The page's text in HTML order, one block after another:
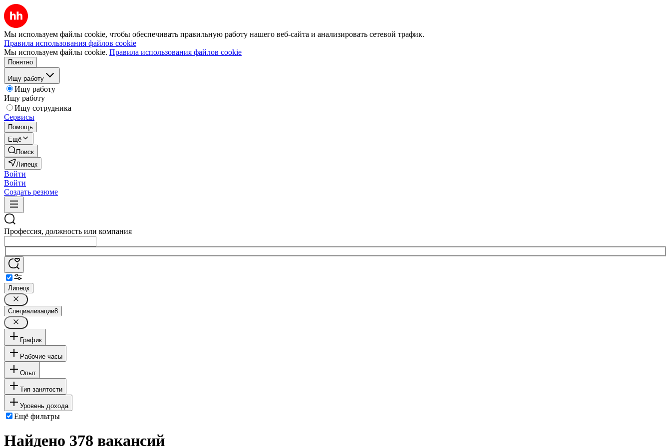
Мы используем файлы cookie, чтобы обеспечивать правильную работу нашего веб-сайта и анализировать сетевой трафик.
Правила использования файлов cookie
Мы используем файлы cookie. Правила использования файлов cookie
Понятно
Ищу работу
Ищу работу
Ищу работу
Ищу сотрудника
Сервисы
Помощь
Ещё
Поиск
Липецк
Войти
Войти
Создать резюме
Профессия, должность или компания
Липецк
Специализации8
График
Рабочие часы
Опыт
Тип занятости
Уровень дохода
Ещё фильтры
Найдено 378 вакансий